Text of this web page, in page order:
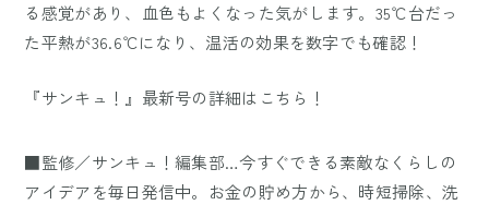
る感覚があり、血色もよくなった気がします。35℃台だっ
た平熱が36.6℃になり、温活の効果を数字でも確認！
『サンキュ！』最新号の詳細はこちら！
■監修／サンキュ！編集部…今すぐできる素敵なくらしの
アイデアを毎日発信中。お金の貯め方から、時短掃除、洗